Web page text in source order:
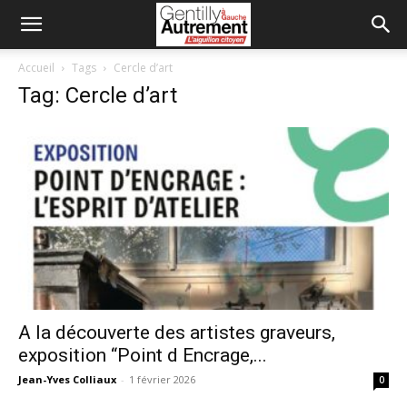
Accueil Tags Cercle d’art
Tag: Cercle d’art
A la découverte des artistes graveurs,
exposition “Point d Encrage,...
Jean-Yves Colliaux - 1 février 2026 0